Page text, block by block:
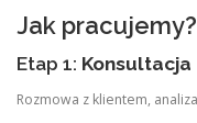
Jak pracujemy?
Etap 1: Konsultacja
Rozmowa z klientem,